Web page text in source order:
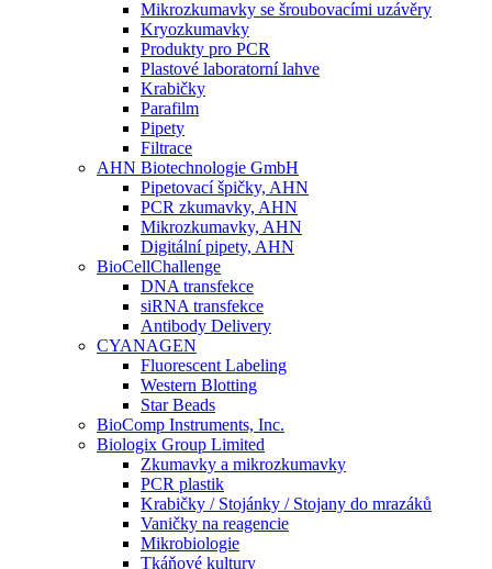
Mikrozkumavky se šroubovacími uzávěry
Kryozkumavky
Produkty pro PCR
Plastové laboratorní lahve
Krabičky
Parafilm
Pipety
Filtrace
AHN Biotechnologie GmbH
Pipetovací špičky, AHN
PCR zkumavky, AHN
Mikrozkumavky, AHN
Digitální pipety, AHN
BioCellChallenge
DNA transfekce
siRNA transfekce
Antibody Delivery
CYANAGEN
Fluorescent Labeling
Western Blotting
Star Beads
BioComp Instruments, Inc.
Biologix Group Limited
Zkumavky a mikrozkumavky
PCR plastik
Krabičky / Stojánky / Stojany do mrazáků
Vaničky na reagencie
Mikrobiologie
Tkáňové kultury